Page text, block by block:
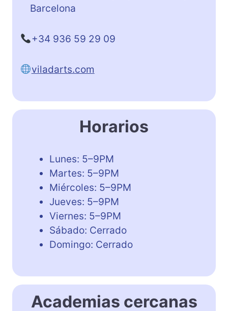
Barcelona
+34 936 59 29 09
viladarts.com
Horarios
Lunes: 5–9PM
Martes: 5–9PM
Miércoles: 5–9PM
Jueves: 5–9PM
Viernes: 5–9PM
Sábado: Cerrado
Domingo: Cerrado
Academias cercanas